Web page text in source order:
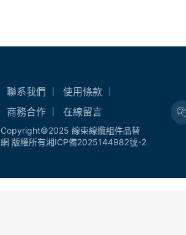
聯系我們
使用條款
商務合作
在線留言
Copyright©2025 線束線纜組件品替
網 版權所有湘ICP備2025144982號-2